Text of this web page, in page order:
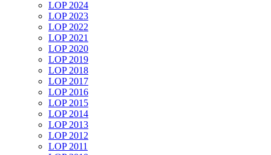
LOP 2024
LOP 2023
LOP 2022
LOP 2021
LOP 2020
LOP 2019
LOP 2018
LOP 2017
LOP 2016
LOP 2015
LOP 2014
LOP 2013
LOP 2012
LOP 2011